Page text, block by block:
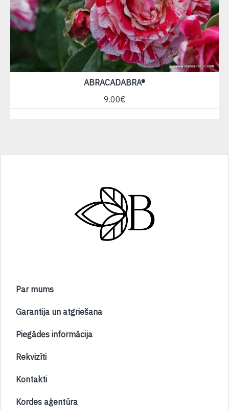
ABRACADABRA®
9.00€
Par mums
Garantija un atgriešana
Piegādes informācija
Rekvizīti
Kontakti
Kordes aģentūra